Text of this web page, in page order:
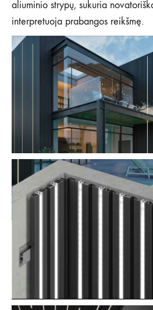
aliuminio strypų, sukuria
interpretuoja prabangos reikšmę.